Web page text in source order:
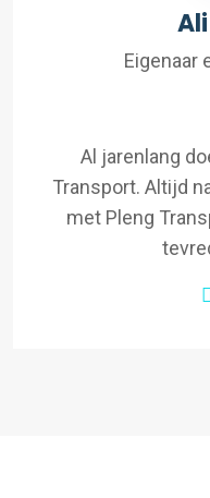
Eigenaar
Al jarenlang
Transport. Altijd
met Pleng